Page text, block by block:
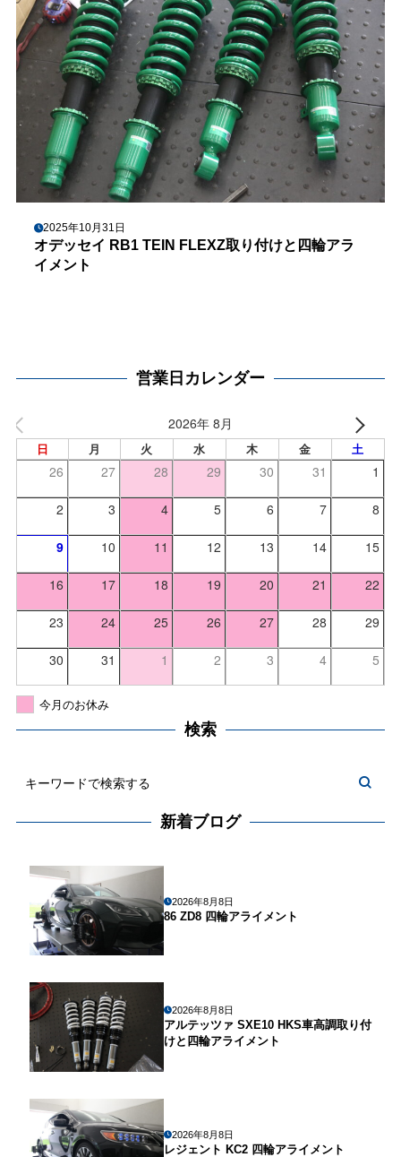
2025年10月31日
オデッセイ RB1 TEIN FLEXZ取り付けと四輪アラ
イメント
営業日カレンダー
2026年 8月
日 月 火 水 木 金 土
26 27 28 29 30 31 1
2 3 4 5 6 7 8
9 10 11 12 13 14 15
16 17 18 19 20 21 22
23 24 25 26 27 28 29
30 31 1 2 3 4 5
今月のお休み
検索
新着ブログ
2026年8月8日
86 ZD8 四輪アライメント
2026年8月8日
アルテッツァ SXE10 HKS車高調取り付
けと四輪アライメント
2026年8月8日
レジェント KC2 四輪アライメント